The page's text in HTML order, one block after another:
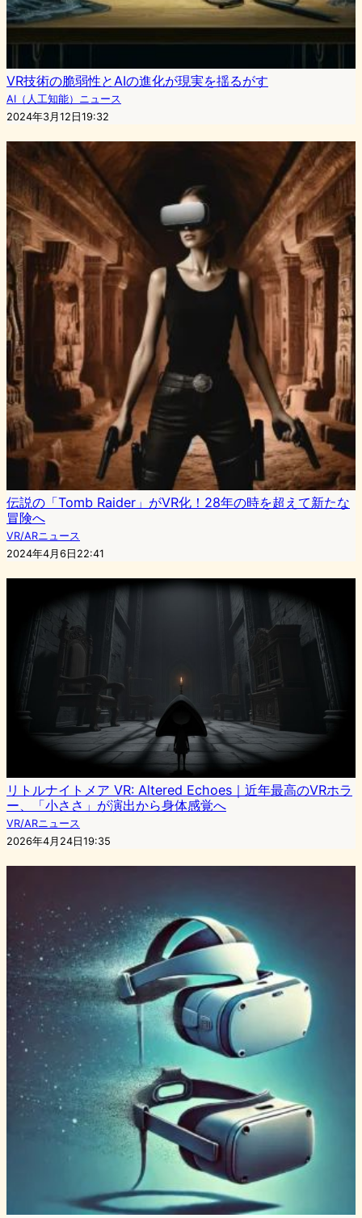
VR技術の脆弱性とAIの進化が現実を揺るがす
AI（人工知能）ニュース
2024年3月12日19:32
伝説の「Tomb Raider」がVR化！28年の時を超えて新たな
冒険へ
VR/ARニュース
2024年4月6日22:41
リトルナイトメア VR: Altered Echoes｜近年最高のVRホラ
ー、「小ささ」が演出から身体感覚へ
VR/ARニュース
2026年4月24日19:35